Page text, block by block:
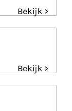
Bekijk >
Bekijk >